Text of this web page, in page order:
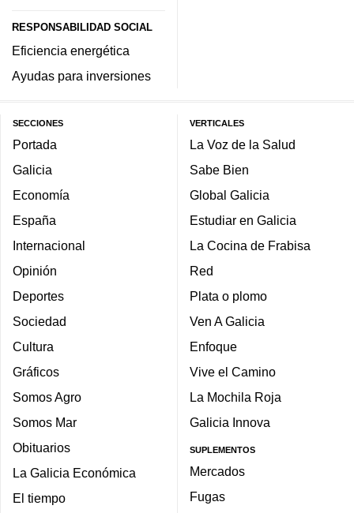
RESPONSABILIDAD SOCIAL
Eficiencia energética
Ayudas para inversiones
SECCIONES
Portada
Galicia
Economía
España
Internacional
Opinión
Deportes
Sociedad
Cultura
Gráficos
Somos Agro
Somos Mar
Obituarios
La Galicia Económica
El tiempo
VERTICALES
La Voz de la Salud
Sabe Bien
Global Galicia
Estudiar en Galicia
La Cocina de Frabisa
Red
Plata o plomo
Ven A Galicia
Enfoque
Vive el Camino
La Mochila Roja
Galicia Innova
SUPLEMENTOS
Mercados
Fugas